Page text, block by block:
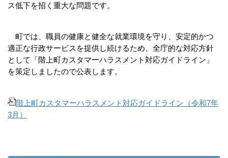
ス低下を招く重大な問題です。
町では、職員の健康と健全な就業環境を守り、安定的かつ
適正な行政サービスを提供し続けるため、全庁的な対応方針
として「階上町カスタマーハラスメント対応ガイドライン」
を策定しましたので公表します。
階上町カスタマーハラスメント対応ガイドライン（令和7年
3月）